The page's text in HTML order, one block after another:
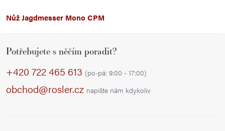
Nůž Jagdmesser Mono CPM
Potřebujete s něčím poradit?
+420 722 465 613 (po-pá: 9:00 - 17:00)
obchod@rosler.cz napište nám kdykoliv